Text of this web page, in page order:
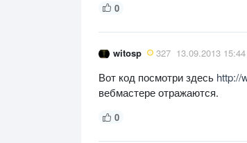
0
witosp 327 13.09.2013 15:44
Вот код посмотри здесь http://
вебмастере отражаются.
0